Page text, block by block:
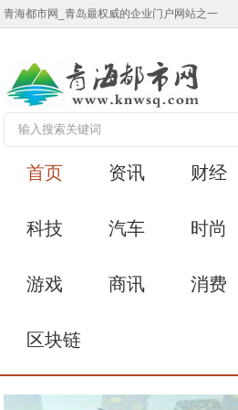
青海都市网_青岛最权威的企业门户网站之一
首页 资讯 财经
科技 汽车 时尚
游戏 商讯 消费
区块链